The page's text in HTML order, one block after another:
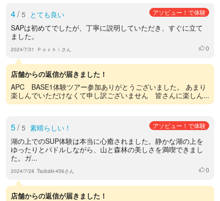
4/ 5 とても良い アソビュー！で体験
SAPは初めてでしたが、丁寧に説明していただき、すぐに立て
ました。
2024/7/31 Ｐｏｃｈｉさん いいね
0
店舗からの返信が届きました！
APC BASE1体験ツアー参加ありがとうございました。 あまり
楽しんでいただけなくて申し訳ございません 皆さんに楽しん...
5/ 5 素晴らしい！ アソビュー！で体験
湖の上でのSUP体験は本当に心癒されました。静かな湖の上を
ゆったりとパドルしながら、山と森林の美しさを満喫できまし
た。ガ...
2024/7/28 Tsubaki-456さん いいね
0
店舗からの返信が届きました！